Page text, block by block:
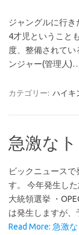
ジャングルに行き
4才児ということ
度、整備されて
ンジャー(管理人
カテゴリー: ハイキ
急激な
ビックニュース
す。 今年発生し
大統領選挙 ・
は発生しますが
Read More: 急激